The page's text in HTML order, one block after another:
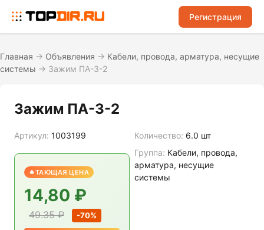
Регистрация
Главная → Объявления → Кабели, провода, арматура, несущие
системы → Зажим ПА-3-2
Зажим ПА-3-2
Артикул: 1003199 Количество: 6.0 шт
ТАЮЩАЯ ЦЕНА
14,80 ₽
49.35 ₽ -70%
Группа: Кабели, провода,
арматура, несущие
системы